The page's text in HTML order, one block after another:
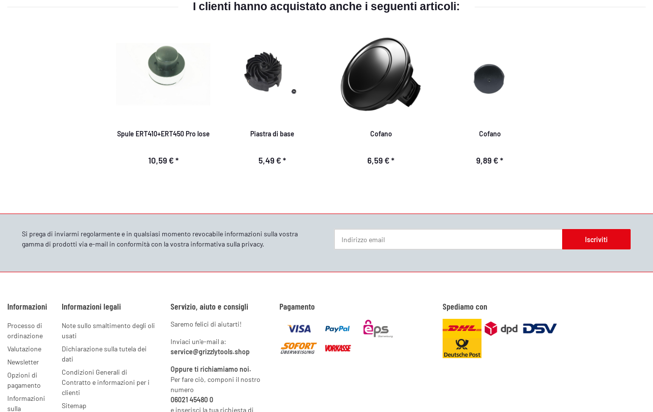
I clienti hanno acquistato anche i seguenti articoli:
Spule ERT410+ERT450 Pro lose
10,59 € *
Piastra di base
5,49 € *
Cofano
6,59 € *
Cofano
9,89 € *
Si prega di inviarmi regolarmente e in qualsiasi momento revocabile informazioni sulla vostra
gamma di prodotti via e-mail in conformità con la vostra informativa sulla privacy.
Iscriviti
Informazioni
Processo di
ordinazione
Valutazione
Newsletter
Opzioni di
pagamento
Informazioni
sulla
Informazioni legali
Note sullo smaltimento degli oli
usati
Dichiarazione sulla tutela dei
dati
Condizioni Generali di
Contratto e informazioni per i
clienti
Sitemap
Servizio, aiuto e consigli
Saremo felici di aiutarti!
Inviaci un'e-mail a:
service@grizzlytools.shop
Oppure ti richiamiamo noi.
Per fare ciò, componi il nostro
numero
06021 45480 0
e inserisci la tua richiesta di
Pagamento Spediamo con